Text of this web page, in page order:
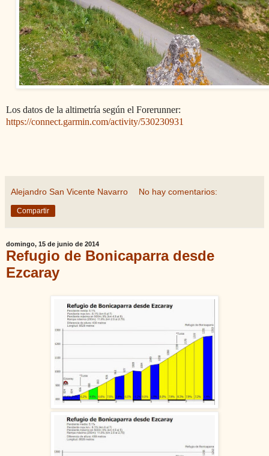
Los datos de la altimetría según el Forerunner:
https://connect.garmin.com/activity/530230931
Alejandro San Vicente Navarro No hay comentarios:
Compartir
domingo, 15 de junio de 2014
Refugio de Bonicaparra desde
Ezcaray